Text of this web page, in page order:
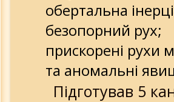
обертальна
безопорний рух;
прискорені рухи
та аномальні
Підготував 5